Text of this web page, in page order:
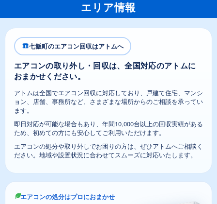
エリア情報
七飯町のエアコン回収はアトムへ
エアコンの取り外し・回収は、全国対応のアトムに
おまかせください。
アトムは全国でエアコン回収に対応しており、戸建て住宅、マンシ
ョン、店舗、事務所など、さまざまな場所からのご相談を承ってい
ます。
即日対応が可能な場合もあり、年間10,000台以上の回収実績がある
ため、初めての方にも安心してご利用いただけます。
エアコンの処分や取り外しでお困りの方は、ぜひアトムへご相談く
ださい。地域や設置状況に合わせてスムーズに対応いたします。
エアコンの処分はプロにおまかせ